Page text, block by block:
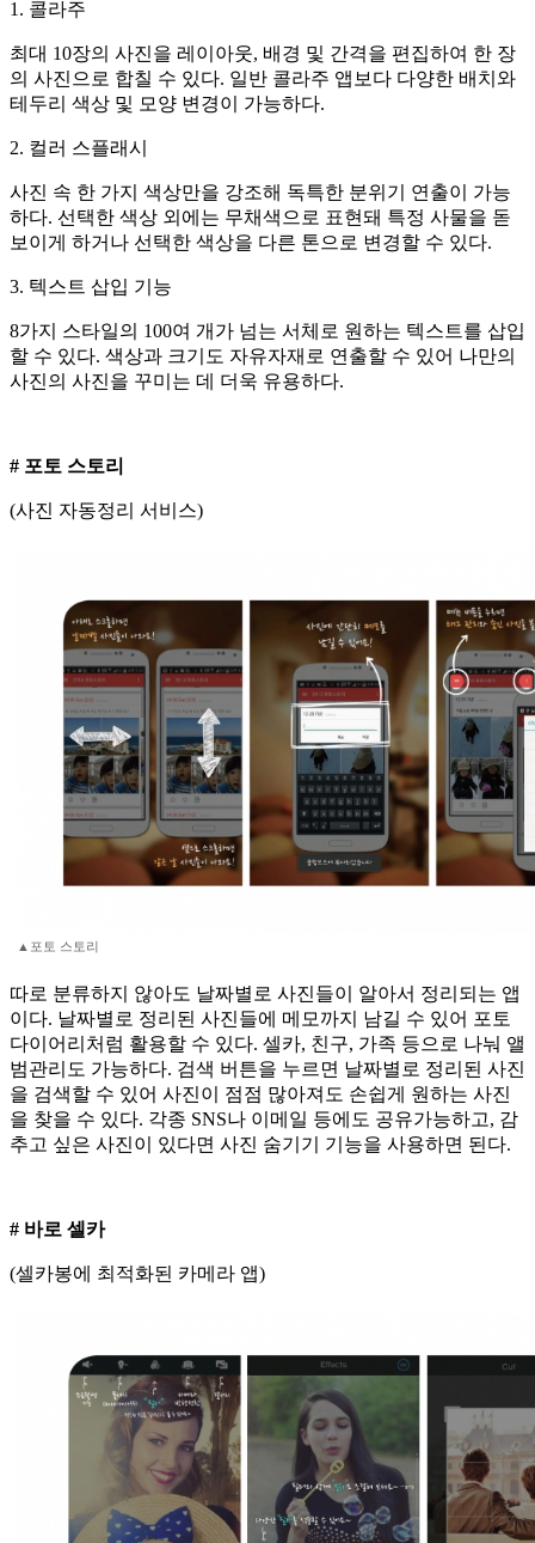
1. 콜라주
최대 10장의 사진을 레이아웃, 배경 및 간격을 편집하여 한 장
의 사진으로 합칠 수 있다. 일반 콜라주 앱보다 다양한 배치와
테두리 색상 및 모양 변경이 가능하다.
2. 컬러 스플래시
사진 속 한 가지 색상만을 강조해 독특한 분위기 연출이 가능
하다. 선택한 색상 외에는 무채색으로 표현돼 특정 사물을 돋
보이게 하거나 선택한 색상을 다른 톤으로 변경할 수 있다.
3. 텍스트 삽입 기능
8가지 스타일의 100여 개가 넘는 서체로 원하는 텍스트를 삽입
할 수 있다. 색상과 크기도 자유자재로 연출할 수 있어 나만의
사진의 사진을 꾸미는 데 더욱 유용하다.
# 포토 스토리
(사진 자동정리 서비스)
▲포토 스토리
따로 분류하지 않아도 날짜별로 사진들이 알아서 정리되는 앱
이다. 날짜별로 정리된 사진들에 메모까지 남길 수 있어 포토
다이어리처럼 활용할 수 있다. 셀카, 친구, 가족 등으로 나눠 앨
범관리도 가능하다. 검색 버튼을 누르면 날짜별로 정리된 사진
을 검색할 수 있어 사진이 점점 많아져도 손쉽게 원하는 사진
을 찾을 수 있다. 각종 SNS나 이메일 등에도 공유가능하고, 감
추고 싶은 사진이 있다면 사진 숨기기 기능을 사용하면 된다.
# 바로 셀카
(셀카봉에 최적화된 카메라 앱)